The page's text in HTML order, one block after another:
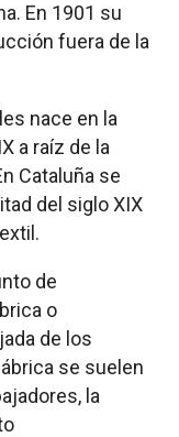
En 1901 su
fuera de la
nace en la
a raíz de la
Cataluña se
del siglo XIX
de
o
de los
se suelen
la